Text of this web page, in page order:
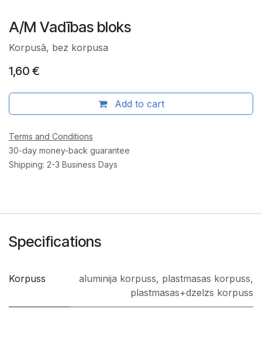
A/M Vadības bloks
Korpusā, bez korpusa
1,60 €
Add to cart
Terms and Conditions
30-day money-back guarantee
Shipping: 2-3 Business Days
Specifications
Korpuss aluminija korpuss, plastmasas korpuss,
plastmasas+dzelzs korpuss